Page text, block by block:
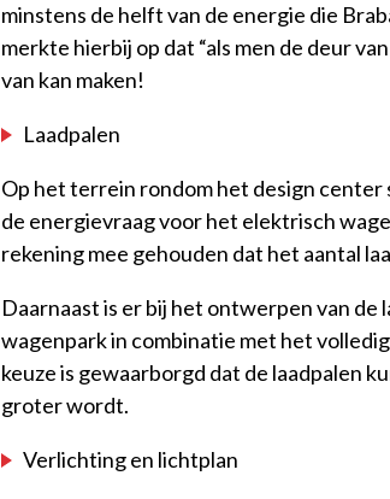
minstens de helft van de energie die
merkte hierbij op dat “als men de deur
van kan maken!
Laadpalen
Op het terrein rondom het design center
de energievraag voor het elektrisch
rekening mee gehouden dat het aantal
Daarnaast is er bij het ontwerpen van
wagenpark in combinatie met het
keuze is gewaarborgd dat de laadpalen
groter wordt.
Verlichting en lichtplan